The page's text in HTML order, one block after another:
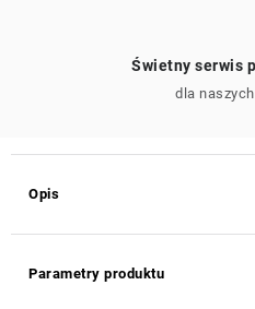
Świetny serwis
dla
Opis
Parametry produktu